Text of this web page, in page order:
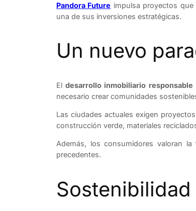
Pandora Future impulsa proyectos
una de sus inversiones estratégicas.
Un nuevo
Eldesarrollo inmobiliario responsable
necesario crear comunidades
Las ciudades actuales exigen
construcción verde, materiales
Además, los consumidores valoran
precedentes.